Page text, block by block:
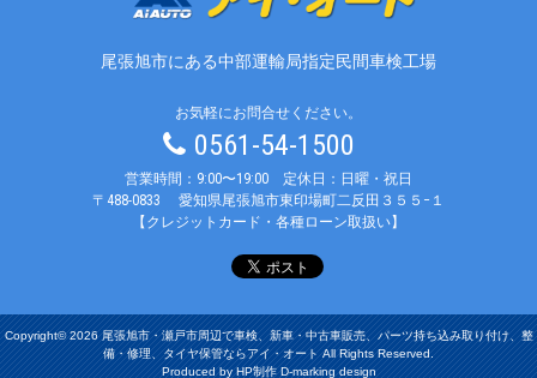
尾張旭市にある中部運輸局指定民間車検工場
お気軽にお問合せください。
0561-54-1500
営業時間：9:00〜19:00 定休日：日曜・祝日
〒488-0833
愛知県尾張旭市東印場町二反田３５５−１
【クレジットカード・各種ローン取扱い】
Copyright© 2026 尾張旭市・瀬戸市周辺で車検、新車・中古車販売、パーツ持ち込み取り付け、整
備・修理、タイヤ保管ならアイ・オート All Rights Reserved.
Produced by HP制作 D-marking design